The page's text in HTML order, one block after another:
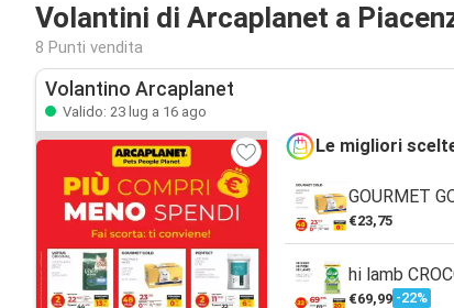
Volantini di Arcaplanet a
8 Punti vendita
Volantino Arcaplanet
Valido: 23 lug a 16 ago
Le migliori
GOURMET
€23,75
hi lamb
€69,99 -22%